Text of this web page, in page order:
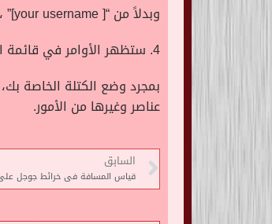
وبدلاً من “[your username
4. ستظهر الأوامر في قائمة الجرد الخاصة بك، ويمكنك وضعه في يدك على أي سطح صلب.
بمجرد وضع الكتلة الخاصة
عناصر وغيرها من الأمور.
السابق
قياس المسافة فى خرائط جوجل